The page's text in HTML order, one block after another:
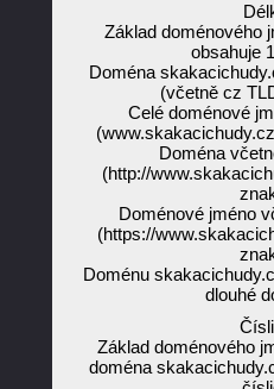
Základ doménového
obsahuje
Doména
(včetně cz
Celé doménové
Doména
(http://
Doménové jméno
(https://
Doménu
dlouhé
Základ doménového
doména